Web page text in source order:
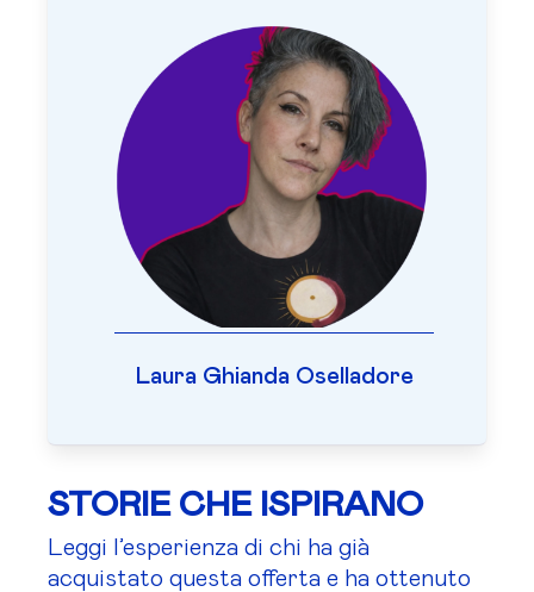
Laura Ghianda Oselladore
STORIE CHE ISPIRANO
Leggi l’esperienza di chi ha già
acquistato questa offerta e ha ottenuto